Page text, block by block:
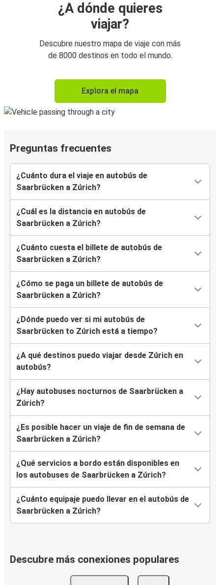
¿A dónde quieres
viajar?
Descubre nuestro mapa de viaje con más
de 8000 destinos en todo el mundo.
Explora el mapa
Preguntas frecuentes
¿Cuánto dura el viaje en autobús de
Saarbrücken a Zúrich?
¿Cuál es la distancia en autobús de
Saarbrücken a Zúrich?
¿Cuánto cuesta el billete de autobús de
Saarbrücken a Zúrich?
¿Cómo se paga un billete de autobús de
Saarbrücken a Zúrich?
¿Dónde puedo ver si mi autobús de
Saarbrücken to Zúrich está a tiempo?
¿A qué destinos puedo viajar desde Zúrich en
autobús?
¿Hay autobuses nocturnos de Saarbrücken a
Zúrich?
¿Es posible hacer un viaje de fin de semana de
Saarbrücken a Zúrich?
¿Qué servicios a bordo están disponibles en
los autobuses de Saarbrücken a Zúrich?
¿Cuánto equipaje puedo llevar en el autobús de
Saarbrücken a Zúrich?
Descubre más conexiones populares